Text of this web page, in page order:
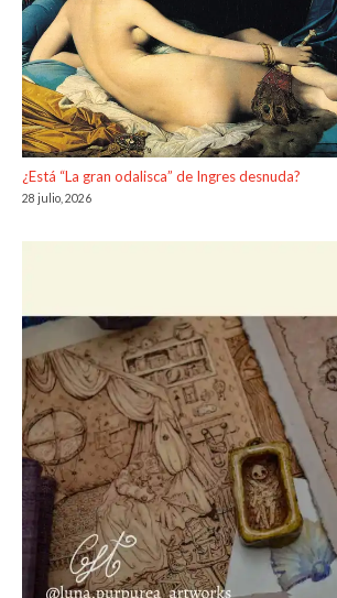
¿Está “La gran odalisca” de Ingres desnuda?
28 julio, 2026